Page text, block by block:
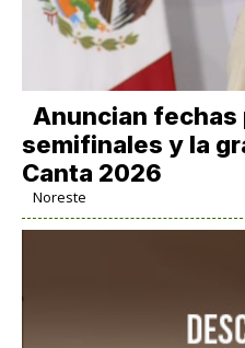
Anuncian fechas
semifinales y la
Canta 2026
Noreste